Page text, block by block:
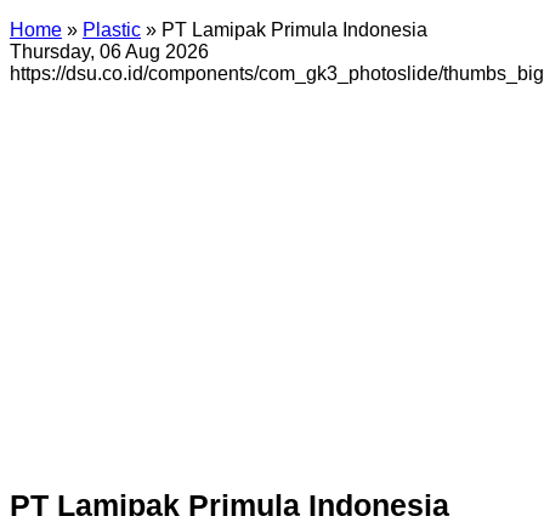
Home » Plastic » PT Lamipak Primula Indonesia
Thursday, 06 Aug 2026
https://dsu.co.id/components/com_gk3_photoslide/
PT Lamipak Primula Indonesia